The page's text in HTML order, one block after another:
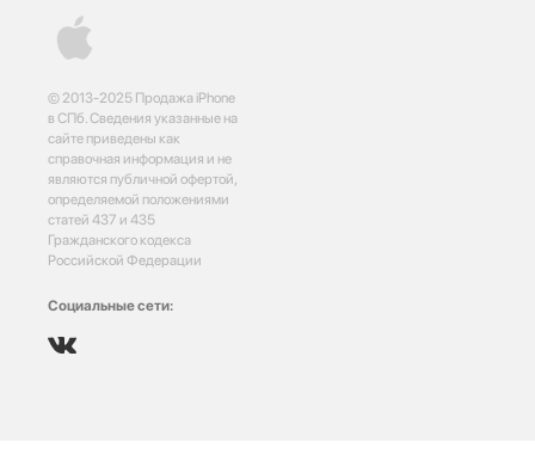
© 2013-2025 Продажа iPhone
в СПб. Сведения указанные на
сайте приведены как
справочная информация и не
являются публичной офертой,
определяемой положениями
статей 437 и 435
Гражданского кодекса
Российской Федерации
Социальные сети: